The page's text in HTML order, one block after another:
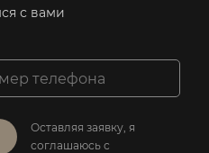
с вами
Оставляя заявку, я
соглашаюсь с